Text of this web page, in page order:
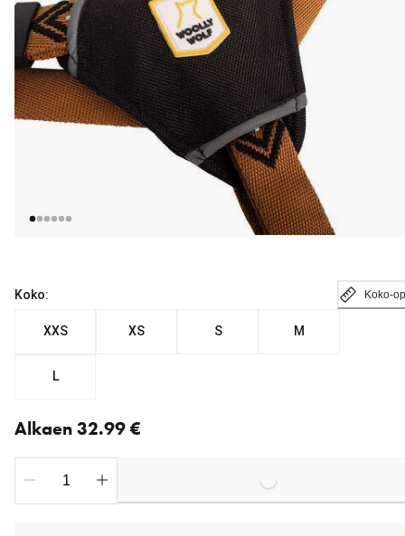
Koko: Koko-
XXS XS S M
L
Alkaen 32.99 €